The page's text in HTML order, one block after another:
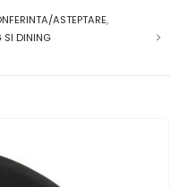
ASTEPTARE,
SI DINING